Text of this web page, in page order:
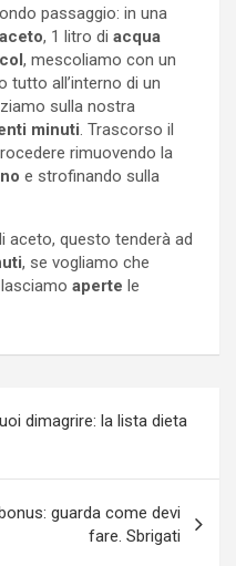
passaggio: in una
aceto, 1 litro di acqua
, mescoliamo con un
tutto all’interno di un
sulla nostra
minuti. Trascorso il
rimuovendo la
e strofinando sulla
aceto, questo tenderà ad
, se vogliamo che
aperte le
dimagrire: la lista dieta
guarda come devi
fare. Sbrigati